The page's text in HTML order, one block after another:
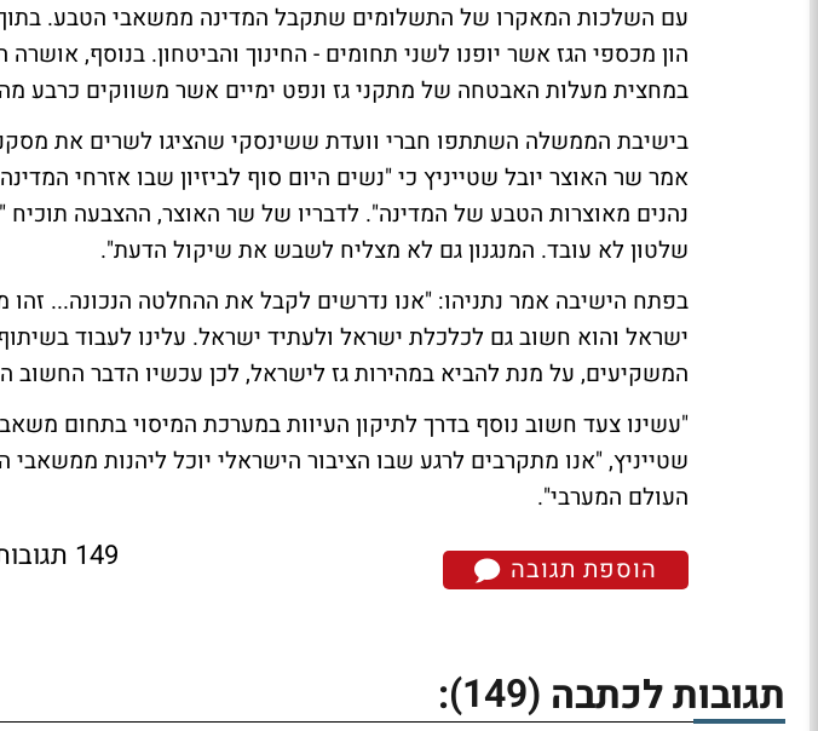
עם השלכות המאקרו של התשלומים שתקבל המדינה ממשאבי הטבע.
הון מכספי הגז אשר יופנו לשני תחומים - החינוך והביטחון. בנוסף,
במחצית מעלות האבטחה של מתקני גז ונפט ימיים אשר משווקים כרבע
בישיבת הממשלה השתתפו חברי וועדת ששינסקי שהציגו לשרים את
אמר שר האוצר יובל שטייניץ כי "נשים היום סוף לביזיון שבו אזרחי
נהנים מאוצרות הטבע של המדינה". לדבריו של שר האוצר, ההצבעה תוכיח
שלטון לא עובד. המנגנון גם לא מצליח לשבש את שיקול הדעת".
בפתח הישיבה אמר נתניהו: "אנו נדרשים לקבל את ההחלטה הנכונה...
ישראל והוא חשוב גם לכלכלת ישראל ולעתיד ישראל. עלינו לעבוד
המשקיעים, על מנת להביא במהירות גז לישראל, לכן עכשיו הדבר החשוב
"עשינו צעד חשוב נוסף בדרך לתיקון העיוות במערכת המיסוי בתחום
שטייניץ, "אנו מתקרבים לרגע שבו הציבור הישראלי יוכל ליהנות
העולם המערבי".
הוספת תגובה 149 תגובות
תגובות לכתבה (149)
: